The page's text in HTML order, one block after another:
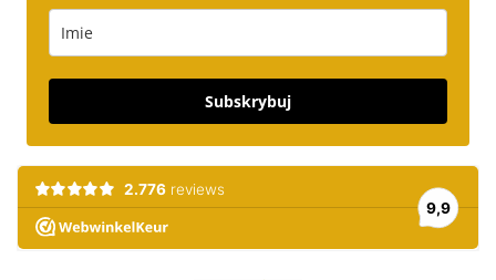
Subskrybuj